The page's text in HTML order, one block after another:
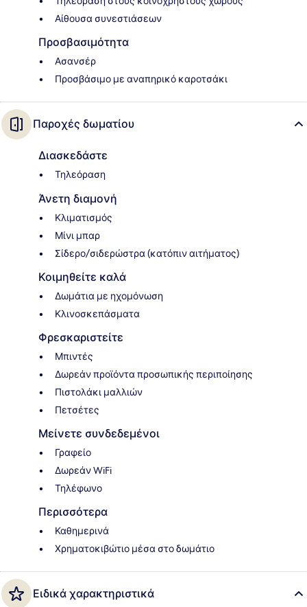
Αίθουσα συνεστιάσεων
Προσβασιμότητα
Ασανσέρ
Προσβάσιμο με αναπηρικό καροτσάκι
Παροχές δωματίου
Διασκεδάστε
Τηλεόραση
Άνετη διαμονή
Κλιματισμός
Μίνι μπαρ
Σίδερο/σιδερώστρα (κατόπιν αιτήματος)
Κοιμηθείτε καλά
Δωμάτια με ηχομόνωση
Κλινοσκεπάσματα
Φρεσκαριστείτε
Μπιντές
Δωρεάν προϊόντα προσωπικής περιποίησης
Πιστολάκι μαλλιών
Πετσέτες
Μείνετε συνδεδεμένοι
Γραφείο
Δωρεάν WiFi
Τηλέφωνο
Περισσότερα
Καθημερινά
Χρηματοκιβώτιο μέσα στο δωμάτιο
Ειδικά χαρακτηριστικά